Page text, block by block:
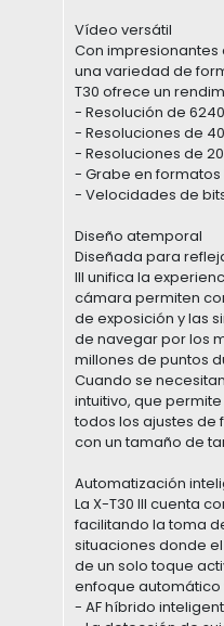
Vídeo versátil
Con impresionantes
una variedad de
T30 ofrece un
- Resolución de
- Resoluciones de
- Resoluciones de
- Grabe en formatos
- Velocidades de
Diseño atemporal
Diseñada para
III unifica la
cámara permiten
de exposición y las
de navegar por los
millones de puntos
Cuando se
intuitivo, que
todos los ajustes de
con un tamaño de
Automatización
La X-T30 III cuenta
facilitando la toma
situaciones donde
de un solo toque
enfoque automático
- AF híbrido